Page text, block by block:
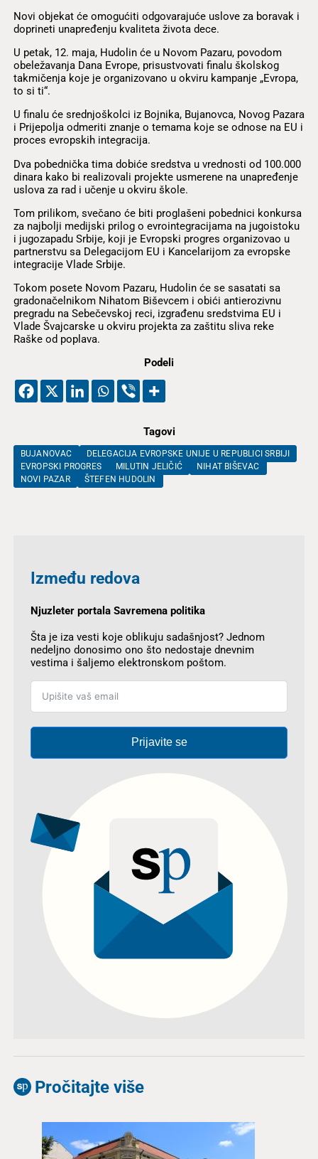
Novi objekat će omogućiti odgovarajuće uslove za boravak i
doprineti unapređenju kvaliteta života dece.
U petak, 12. maja, Hudolin će u Novom Pazaru, povodom
obeležavanja Dana Evrope, prisustvovati finalu školskog
takmičenja koje je organizovano u okviru kampanje „Evropa,
to si ti“.
U finalu će srednjoškolci iz Bojnika, Bujanovca, Novog Pazara
i Prijepolja odmeriti znanje o temama koje se odnose na EU i
proces evropskih integracija.
Dva pobednička tima dobiće sredstva u vrednosti od 100.000
dinara kako bi realizovali projekte usmerene na unapređenje
uslova za rad i učenje u okviru škole.
Tom prilikom, svečano će biti proglašeni pobednici konkursa
za najbolji medijski prilog o evrointegracijama na jugoistoku
i jugozapadu Srbije, koji je Evropski progres organizovao u
partnerstvu sa Delegacijom EU i Kancelarijom za evropske
integracije Vlade Srbije.
Tokom posete Novom Pazaru, Hudolin će se sasatati sa
gradonačelnikom Nihatom Biševcem i obići antierozivnu
pregradu na Sebečevskoj reci, izgrađenu sredstvima EU i
Vlade Švajcarske u okviru projekta za zaštitu sliva reke
Raške od poplava.
Podeli
Tagovi
BUJANOVAC
DELEGACIJA EVROPSKE UNIJE U REPUBLICI SRBIJI
EVROPSKI PROGRES
MILUTIN JELIČIĆ
NIHAT BIŠEVAC
NOVI PAZAR
ŠTEFEN HUDOLIN
Između redova
Njuzleter portala Savremena politika
Šta je iza vesti koje oblikuju sadašnjost? Jednom
nedeljno donosimo ono što nedostaje dnevnim
vestima i šaljemo elektronskom poštom.
Prijavite se
Pročitajte više